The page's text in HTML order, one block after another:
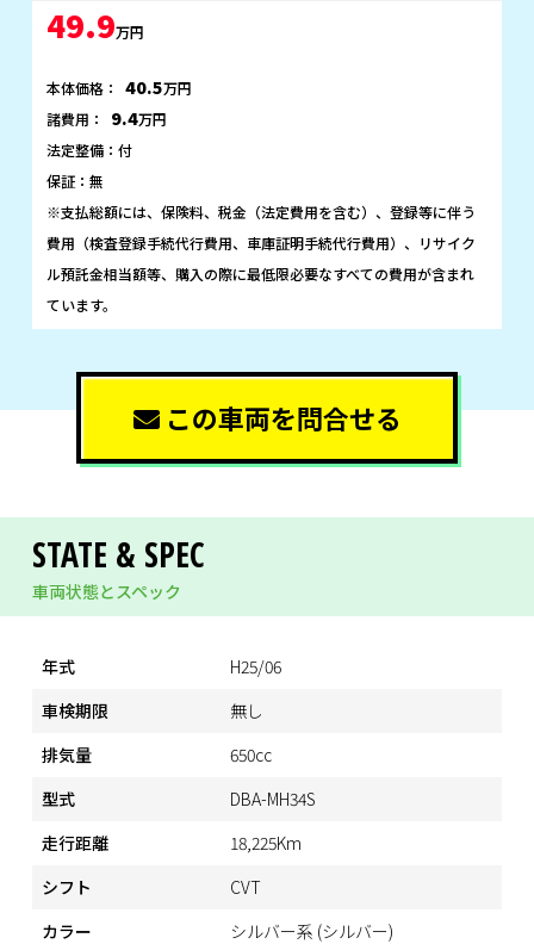
49.9万円
本体価格： 40.5万円
諸費用：
9.4万円
法定整備：付
保証：無
※支払総額には、保険料、税金（法定費用を含む）、登録等に伴う
費用（検査登録手続代行費用、車庫証明手続代行費用）、リサイク
ル預託金相当額等、購入の際に最低限必要なすべての費用が含まれ
ています。
この車両を問合せる
STATE & SPEC
車両状態とスペック
年式
H25/06
車検期限
無し
排気量
650cc
型式
DBA-MH34S
走行距離
18,225Km
シフト
CVT
カラー
シルバー系 (シルバー)